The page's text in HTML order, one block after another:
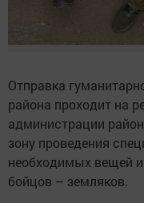
Отправка
района проходит на
администрации
зону проведения
необходимых вещей
бойцов – земляков.